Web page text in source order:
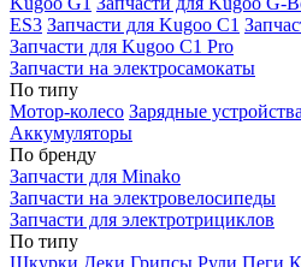
ES3 Запчасти для Kugoo C1
Запчасти для Kugoo C1 Pro
Запчасти на электросамокаты
По типу
Мотор-колесо Зарядные устройства
Аккумуляторы
По бренду
Запчасти для Minako
Запчасти на электровелосипеды
Запчасти для электротрициклов
По типу
Шкурки Деки Грипсы Рули Пеги